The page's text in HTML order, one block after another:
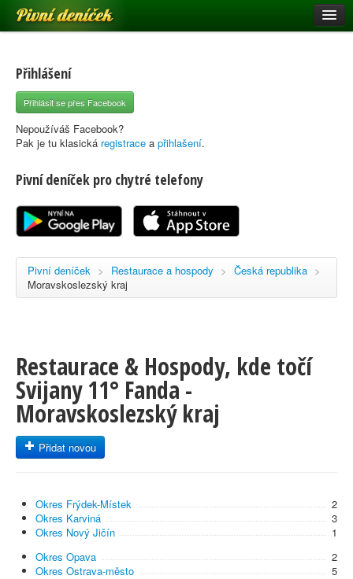
Pivní deníček
Pivní mapa
Pivní značky
Nápověda
Registrace
Přihlášení
Přihlásit se přes Facebook
Nepoužíváš Facebook?
Pak je tu klasická registrace a přihlašení.
Pivní deníček pro chytré telefony
Pivní deníček > Restaurace a hospody > Česká republika >
Moravskoslezský kraj
Restaurace & Hospody, kde točí
Svijany 11° Fanda -
Moravskoslezský kraj
Přidat novou
Okres Frýdek-Místek
2
Okres Karviná
3
Okres Nový Jičín
1
Okres Opava
2
Okres Ostrava-město
5